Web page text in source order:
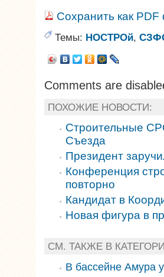
Сохранить как
Темы: НОСТРОй,
Comments are
ПОХОЖИЕ НОВОСТИ:
Строительные
Съезда
Президент
Конференция
повторно
Кандидат в
Новая фигура в
СМ. ТАКЖЕ В
В бассейне Амура